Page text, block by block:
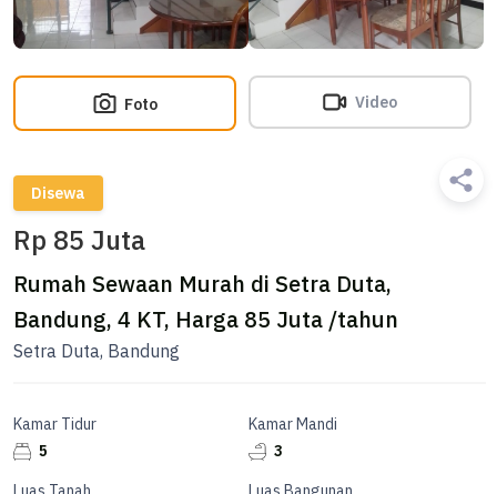
Foto Video
Disewa
Rp 85 Juta
Rumah Sewaan Murah di Setra Duta,
Bandung, 4 KT, Harga 85 Juta /tahun
Setra Duta, Bandung
Kamar Tidur
5
Kamar Mandi
3